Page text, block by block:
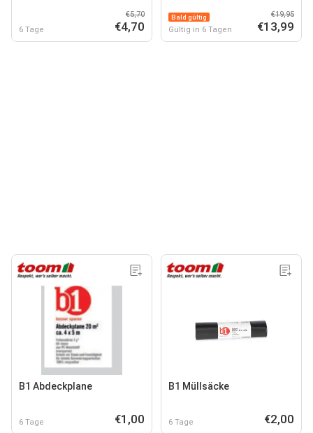
6 Tage
€5,70
€4,70
Bald gültig
Gültig in 6 Tagen
€19,95
€13,99
B1 Abdeckplane
6 Tage €1,00
B1 Müllsäcke
6 Tage €2,00